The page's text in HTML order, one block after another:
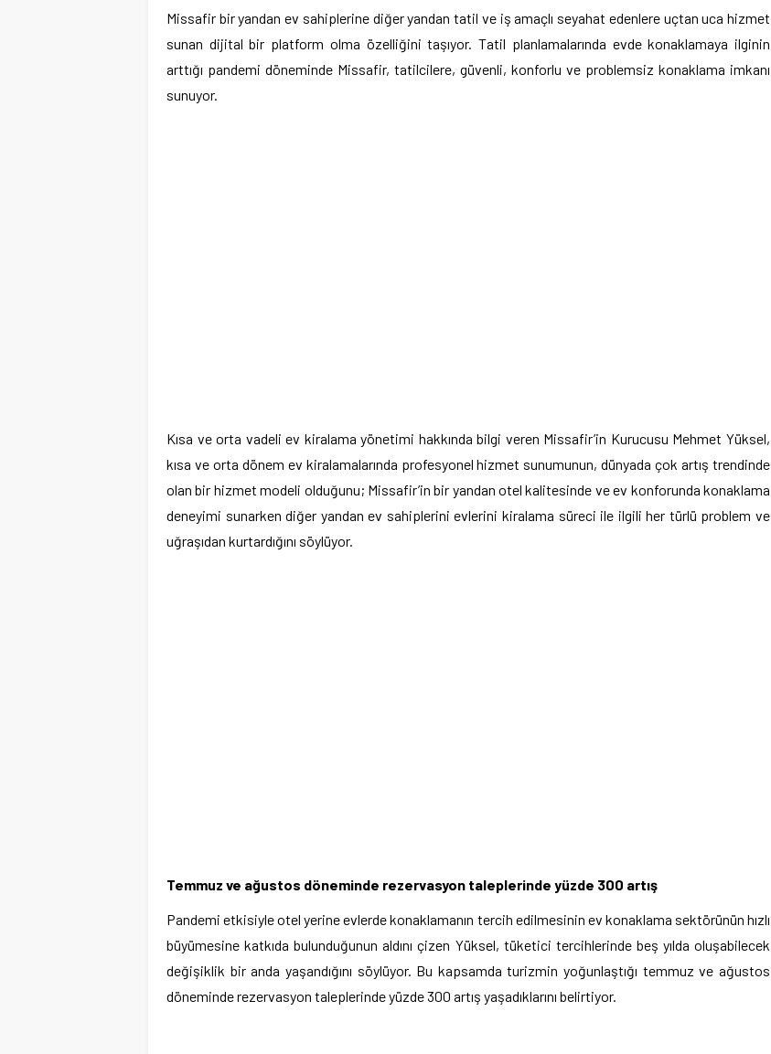
Missafir bir yandan ev sahiplerine diğer yandan tatil ve iş amaçlı seyahat edenlere uçtan uca hizmet
sunan dijital bir platform olma özelliğini taşıyor. Tatil planlamalarında evde konaklamaya ilginin
arttığı pandemi döneminde Missafir, tatilcilere, güvenli, konforlu ve problemsiz konaklama imkanı
sunuyor.
Kısa ve orta vadeli ev kiralama yönetimi hakkında bilgi veren Missafir’in Kurucusu Mehmet Yüksel,
kısa ve orta dönem ev kiralamalarında profesyonel hizmet sunumunun, dünyada çok artış trendinde
olan bir hizmet modeli olduğunu; Missafir’in bir yandan otel kalitesinde ve ev konforunda konaklama
deneyimi sunarken diğer yandan ev sahiplerini evlerini kiralama süreci ile ilgili her türlü problem ve
uğraşıdan kurtardığını söylüyor.
Temmuz ve ağustos döneminde rezervasyon taleplerinde yüzde 300 artış
Pandemi etkisiyle otel yerine evlerde konaklamanın tercih edilmesinin ev konaklama sektörünün hızlı
büyümesine katkıda bulunduğunun aldını çizen Yüksel, tüketici tercihlerinde beş yılda oluşabilecek
değişiklik bir anda yaşandığını söylüyor. Bu kapsamda turizmin yoğunlaştığı temmuz ve ağustos
döneminde rezervasyon taleplerinde yüzde 300 artış yaşadıklarını belirtiyor.